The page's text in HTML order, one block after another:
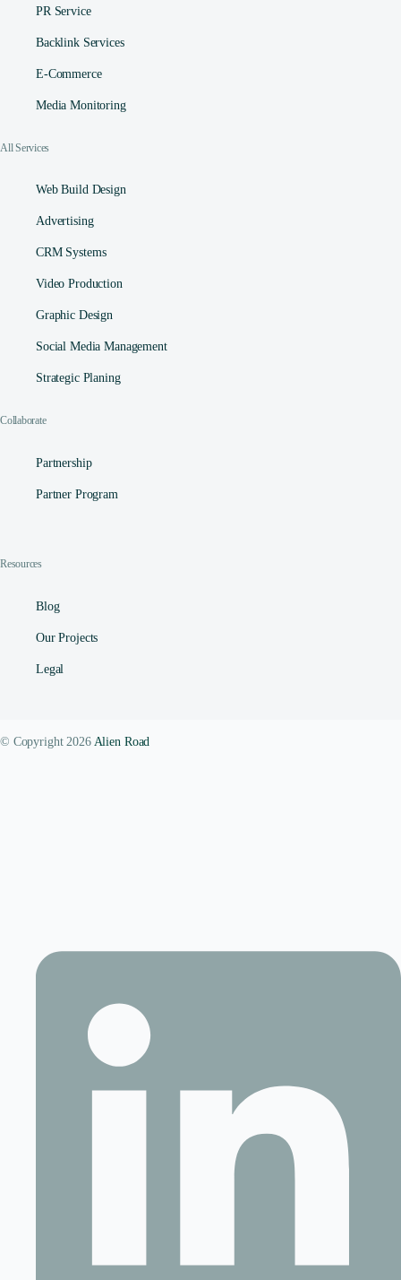
PR Service
Backlink Services
E-Commerce
Media Monitoring
All Services
Web Build Design
Advertising
CRM Systems
Video Production
Graphic Design
Social Media Management​
Strategic Planing
Collaborate
Partnership
Partner Program
Resources
Blog
Our Projects
Legal
© Copyright 2026 Alien Road